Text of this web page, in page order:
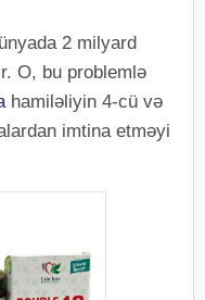
2 milyard
O, bu problemlə
hamiləliyin 4-cü və
imtina etməyi